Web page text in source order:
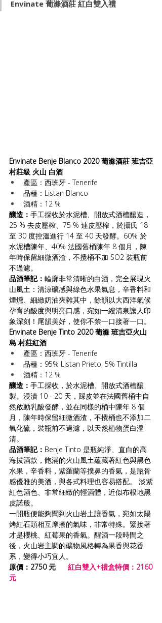
Envinate 葡滌酒莊 紅白雙入禮
Envinate Benje Blanco 2020 葡滌酒莊 班吉亞
村莊級 火山 白酒
產區：西班牙 - Tenerife
品種：Listan Blanco
酒精：12 %
釀造： 手工採收於水泥槽、開放式酒槽釀造，
25 % 去皮壓榨、75 % 連皮壓榨，於攝氏 18
至 30 度控溫進行 14 至 40 天發酵。60% 於
水泥槽陳年、40% 法國舊桶陳年 8 個月，陳
年時保留細微酒渣，不攪桶不加 SO2 裝瓶前
不過濾。
品酒筆記： 輪廓非常清晰的白酒，完全展現火
山風土：清涼礦感與綠色水果氣息，辛香料和
煙燻、細緻奶油夾雜其中，餘韻以大西洋氣候
孕育的酸度與明亮口感，宛如一縷清泉讓人印
象深刻！尾韻美好，使你不禁一口接著一口。
Envinate Benje Tinto 2020 葡滌 班吉亞火山
島 村莊紅酒
產區：西班牙 - Tenerife
品種：95% Listan Prieto, 5% Tintilla
酒精：12 %
釀造： 手工採收，於水泥槽、開放式酒槽釀
製。浸漬 10 - 20 天，踩皮並在法國舊桶中自
然啟動乳酸發酵，並在同樣的桶中陳年 8 個
月，陳年時保留細微酒渣，不攪桶也不添加二
氧化硫，裝瓶前不過濾，以天然植物蛋白澄
清。
品酒筆記： Benje Tinto 是瓶純淨、直白的高
海拔酒款，飽滿的火山風土蘊藏著紅色與黑色
水果，辛香料，紫羅蘭等撲鼻的香氣，是瓶骨
感優雅的美酒，與各式料理也容易搭配。 淡紫
紅色酒色、非常細緻的輕酒體，近似布根地黑
皮諾般。
一開瓶便能夠聞到火山岩土讓香氣，宛如太陽
烤紅石頭相互摩擦的氣味，非常特殊。緊接著
才是櫻桃、紅莓果的香氣。醒酒一段時間之
後，火山岩主調的礦物風格轉為果香與花香
系，變得小巧宜人。
原價：2750 元
紅白雙入+禮盒特價：2160
元